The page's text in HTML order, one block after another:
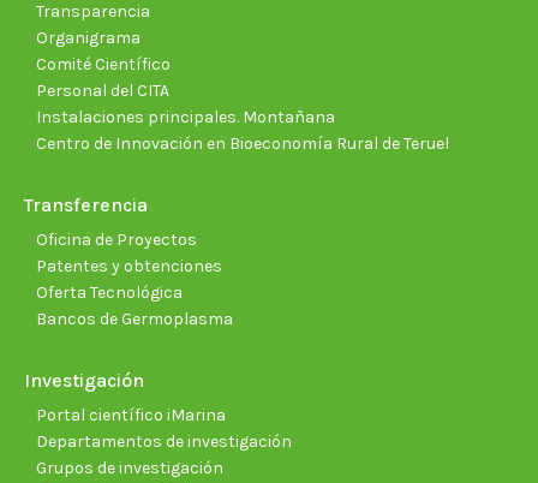
Transparencia
Organigrama
Comité Científico
Personal del CITA
Instalaciones principales. Montañana
Centro de Innovación en Bioeconomía Rural de Teruel
Transferencia
Oficina de Proyectos
Patentes y obtenciones
Oferta Tecnológica
Bancos de Germoplasma
Investigación
Portal científico iMarina
Departamentos de investigación
Grupos de investigación